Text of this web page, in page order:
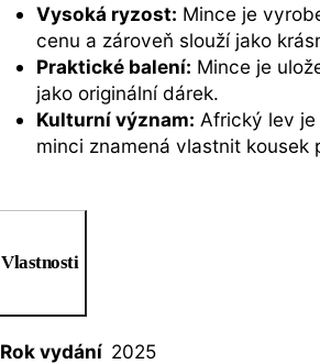
Vysoká ryzost: Mince je
cenu a zároveň slouží jako
Praktické balení: Mince je
jako originální dárek.
Kulturní význam: Africký lev
minci znamená vlastnit
Vlastnosti
Rok vydání 2025